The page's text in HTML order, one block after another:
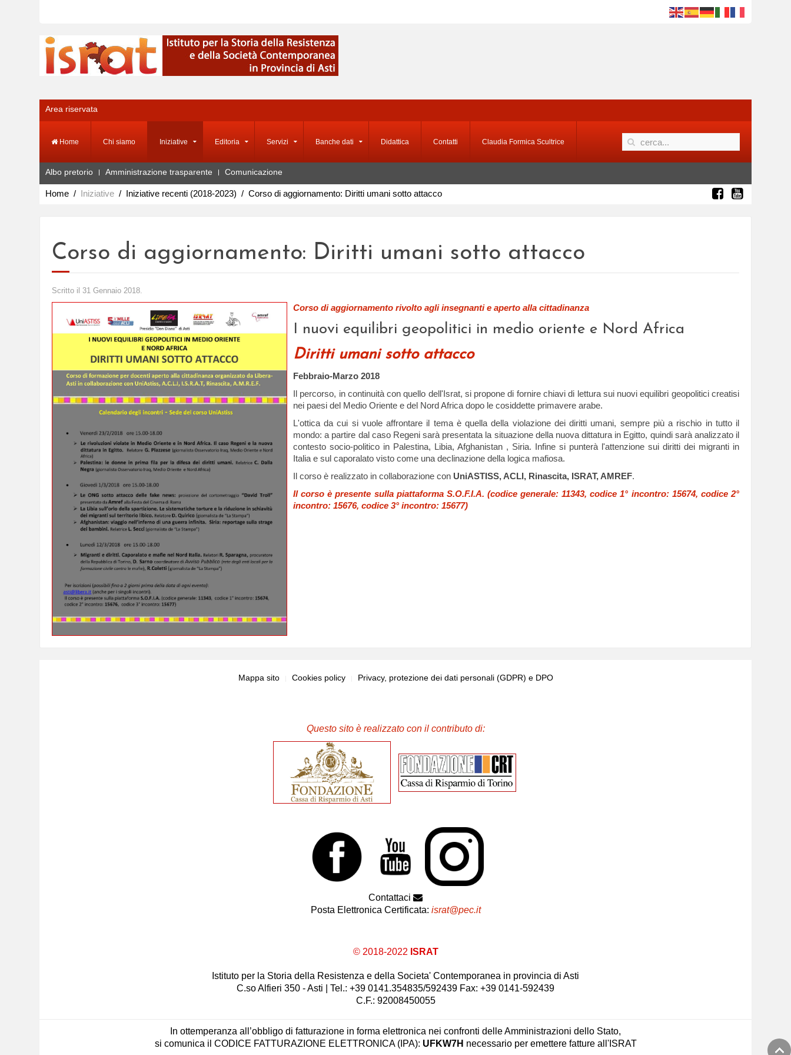
Area riservata
Home Chi siamo Iniziative Editoria Servizi Banche dati Didattica Contatti Claudia Formica Scultrice
Albo pretorio Amministrazione trasparente Comunicazione
Home Iniziative Iniziative recenti (2018-2023) Corso di aggiornamento: Diritti umani sotto attacco
Corso di aggiornamento: Diritti umani sotto attacco
Scritto il 31 Gennaio 2018.
Corso di aggiornamento rivolto agli insegnanti e aperto alla cittadinanza
I nuovi equilibri geopolitici in medio oriente e Nord Africa
Diritti umani sotto attacco
Febbraio-Marzo 2018
Il percorso, in continuità con quello dell'Israt, si propone di fornire chiavi di lettura sui nuovi equilibri geopolitici creatisi
nei paesi del Medio Oriente e del Nord Africa dopo le cosiddette primavere arabe.
L'ottica da cui si vuole affrontare il tema è quella della violazione dei diritti umani, sempre più a rischio in tutto il
mondo: a partire dal caso Regeni sarà presentata la situazione della nuova dittatura in Egitto, quindi sarà analizzato il
contesto socio-politico in Palestina, Libia, Afghanistan , Siria. Infine si punterà l'attenzione sui diritti dei migranti in
Italia e sul caporalato visto come una declinazione della logica mafiosa.
Il corso è realizzato in collaborazione con UniASTISS, ACLI, Rinascita, ISRAT, AMREF.
Il corso è presente sulla piattaforma S.O.F.I.A. (codice generale: 11343, codice 1° incontro: 15674, codice 2°
incontro: 15676, codice 3° incontro: 15677)
Mappa sito Cookies policy Privacy, protezione dei dati personali (GDPR) e DPO
Questo sito è realizzato con il contributo di:
Contattaci
Posta Elettronica Certificata: israt@pec.it
© 2018-2022 ISRAT
Istituto per la Storia della Resistenza e della Societa' Contemporanea in provincia di Asti
C.so Alfieri 350 - Asti | Tel.: +39 0141.354835/592439 Fax: +39 0141-592439
C.F.: 92008450055
In ottemperanza all’obbligo di fatturazione in forma elettronica nei confronti delle Amministrazioni dello Stato,
si comunica il CODICE FATTURAZIONE ELETTRONICA (IPA): UFKW7H necessario per emettere fatture all'ISRAT